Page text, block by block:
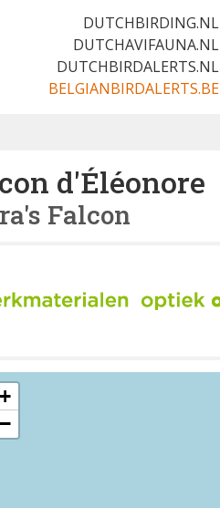
DUTCHBIRDING.NL
DUTCHAVIFAUNA.NL
DUTCHBIRDALERTS.NL
BELGIANBIRDALERTS.BE
d'Éléonore
Falcon
+
−